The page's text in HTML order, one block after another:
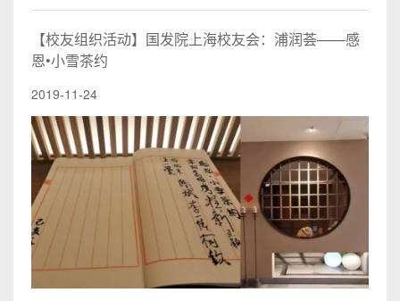
【校友组织活动】国发院上海校友会：浦润荟——感
恩•小雪茶约
2019-11-24